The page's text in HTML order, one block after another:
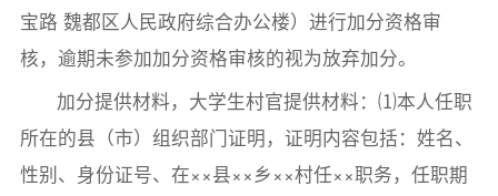
宝路 魏都区人民政府综合办公楼）进行加分资格审
核，逾期未参加加分资格审核的视为放弃加分。
加分提供材料，大学生村官提供材料：⑴本人任职
所在的县（市）组织部门证明，证明内容包括：姓名、
性别、身份证号、在××县××乡××村任××职务，任职期